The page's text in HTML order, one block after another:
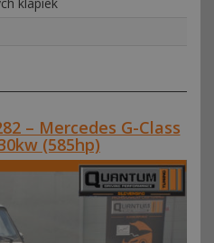
– Mercedes G-Class
(585hp)